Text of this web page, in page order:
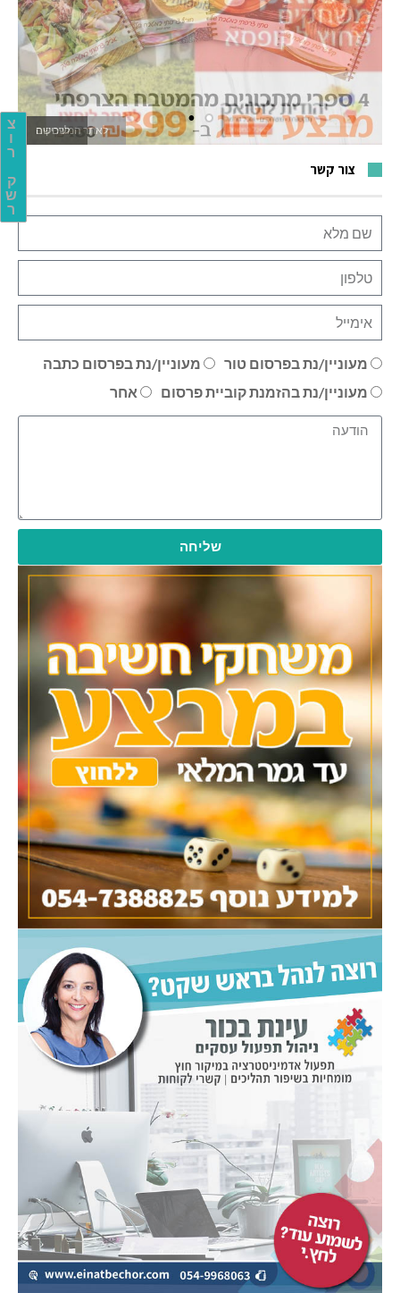
צ
ו
ר
ק
ש
ר
לאתר המשחקים
צור קשר
מעוניין/נת בפרסום טור
מעוניין/נת בפרסום כתבה
מעוניין/נת בהזמנת קוביית פרסום
אחר
שליחה